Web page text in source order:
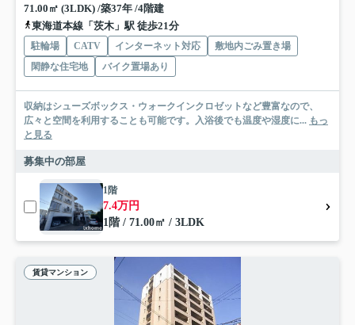
71.00㎡ (3LDK) /築37年 /4階建
東海道本線「茨木」駅 徒歩21分
駐輪場 CATV インターネット対応
敷地内ごみ置き場
閑静な住宅地
バイク置場あり
収納はシューズボックス・ウォークインクロゼットなど豊富なので、
広々と空間を利用することも可能です。入浴後でも温度や湿度に... もっ
と見る
募集中の部屋
1階
7.4万円
1階 / 71.00㎡ / 3LDK
賃貸マンション